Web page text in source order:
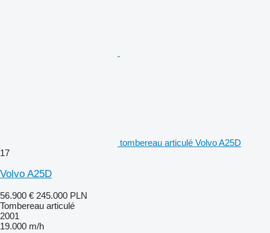
tombereau articulé Volvo A25D
17
Volvo A25D
56.900 € 245.000 PLN
Tombereau articulé
2001
19.000 m/h